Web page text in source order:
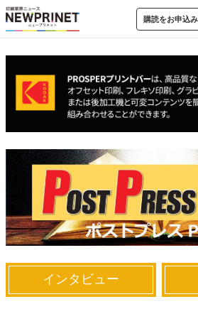
購読をお申込み
インデックス
TOP
新着記事 特集記事
動画
カテゴリー一覧
新製品 ＡＩ・デジタル デジタル
SDGs・地域
ポストプレス ビジネス イ
市場・統計
人事・移転・異動・訃報
特集記事カテゴリー一覧
2022 見える化・MIS特集
特集・デジタル印刷 アイデアで勝負！ ～多様な
インタビュー